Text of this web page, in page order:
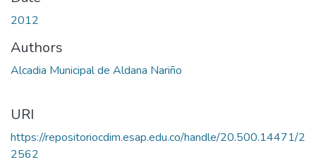
2012
Authors
Alcadia Municipal de Aldana Nariño
URI
https://repositoriocdim.esap.edu.co/handle/20.500.14471/2
2562